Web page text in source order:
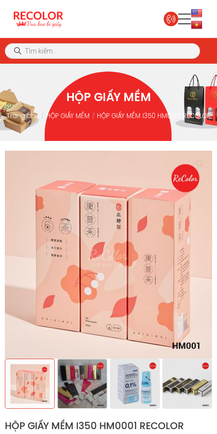
HỘP GIẤY MỀM
Trang chủ HỘP GIẤY MỀM HỘP GIẤY MỀM I350 HM0001 RECOLOR
HỘP GIẤY MỀM I350 HM0001 RECOLOR